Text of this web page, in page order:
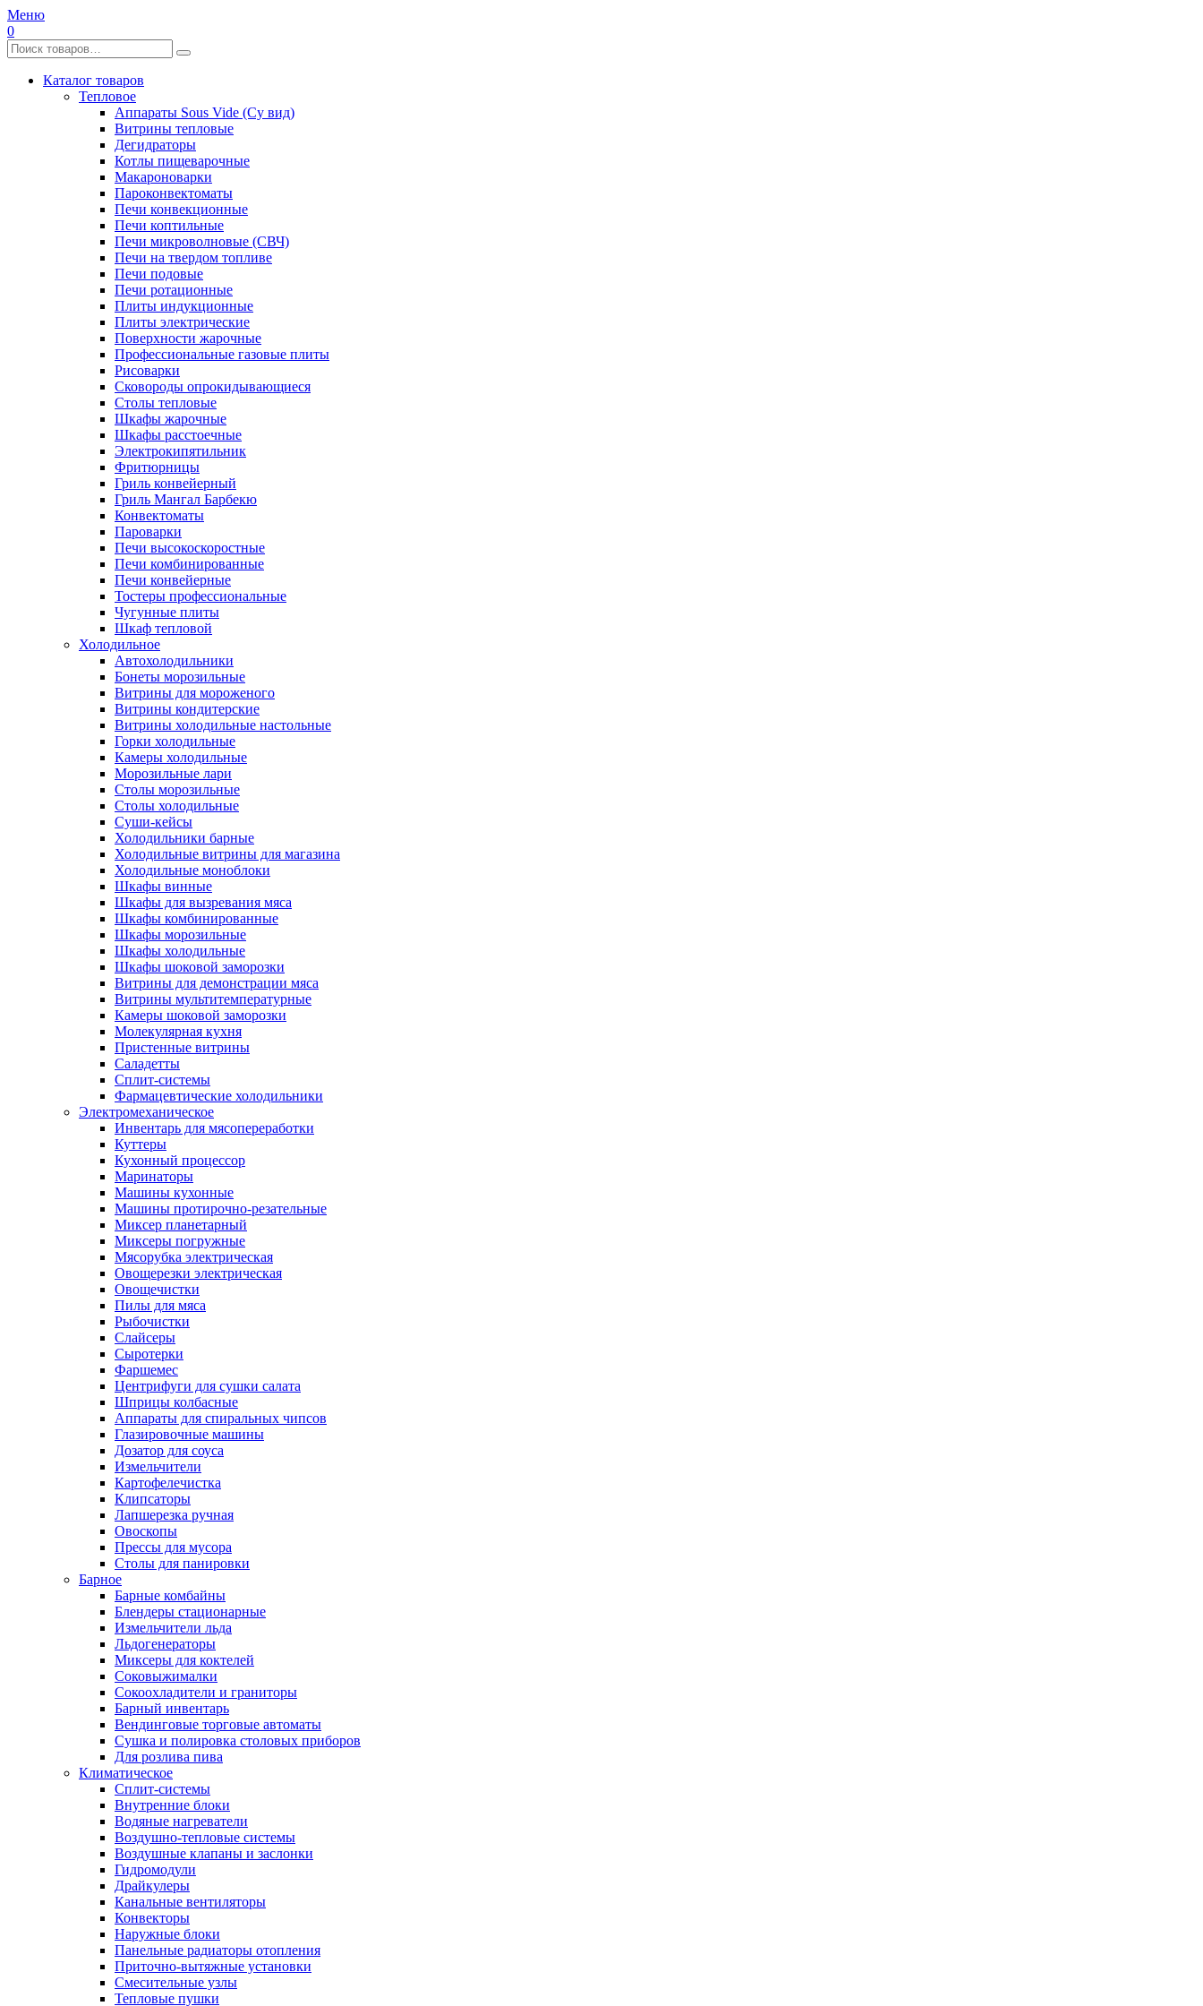
Меню
0
Каталог товаров
Тепловое
Аппараты Sous Vide (Су вид)
Витрины тепловые
Дегидраторы
Котлы пищеварочные
Макароноварки
Пароконвектоматы
Печи конвекционные
Печи коптильные
Печи микроволновые (СВЧ)
Печи на твердом топливе
Печи подовые
Печи ротационные
Плиты индукционные
Плиты электрические
Поверхности жарочные
Профессиональные газовые плиты
Рисоварки
Сковороды опрокидывающиеся
Столы тепловые
Шкафы жарочные
Шкафы расстоечные
Электрокипятильник
Фритюрницы
Гриль конвейерный
Гриль Мангал Барбекю
Конвектоматы
Пароварки
Печи высокоскоростные
Печи комбинированные
Печи конвейерные
Тостеры профессиональные
Чугунные плиты
Шкаф тепловой
Холодильное
Автохолодильники
Бонеты морозильные
Витрины для мороженого
Витрины кондитерские
Витрины холодильные настольные
Горки холодильные
Камеры холодильные
Морозильные лари
Столы морозильные
Столы холодильные
Суши-кейсы
Холодильники барные
Холодильные витрины для магазина
Холодильные моноблоки
Шкафы винные
Шкафы для вызревания мяса
Шкафы комбинированные
Шкафы морозильные
Шкафы холодильные
Шкафы шоковой заморозки
Витрины для демонстрации мяса
Витрины мультитемпературные
Камеры шоковой заморозки
Молекулярная кухня
Пристенные витрины
Саладетты
Сплит-системы
Фармацевтические холодильники
Электромеханическое
Инвентарь для мясопереработки
Куттеры
Кухонный процессор
Маринаторы
Машины кухонные
Машины протирочно-резательные
Миксер планетарный
Миксеры погружные
Мясорубка электрическая
Овощерезки электрическая
Овощечистки
Пилы для мяса
Рыбочистки
Слайсеры
Сыротерки
Фаршемес
Центрифуги для сушки салата
Шприцы колбасные
Аппараты для спиральных чипсов
Глазировочные машины
Дозатор для соуса
Измельчители
Картофелечистка
Клипсаторы
Лапшерезка ручная
Овоскопы
Прессы для мусора
Столы для панировки
Барное
Барные комбайны
Блендеры стационарные
Измельчители льда
Льдогенераторы
Миксеры для коктелей
Соковыжималки
Сокоохладители и граниторы
Барный инвентарь
Вендинговые торговые автоматы
Сушка и полировка столовых приборов
Для розлива пива
Климатическое
Сплит-системы
Внутренние блоки
Водяные нагреватели
Воздушно-тепловые системы
Воздушные клапаны и заслонки
Гидромодули
Драйкулеры
Канальные вентиляторы
Конвекторы
Наружные блоки
Панельные радиаторы отопления
Приточно-вытяжные установки
Смесительные узлы
Тепловые пушки